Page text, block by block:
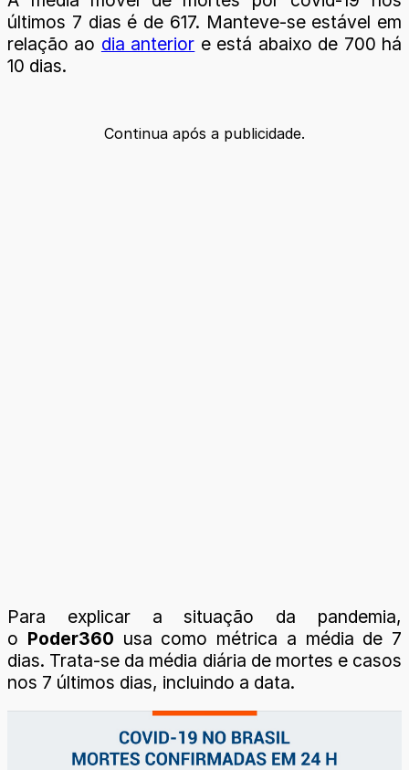
últimos 7 dias é de 617. Manteve-se estável em
relação ao dia anterior e está abaixo de 700 há
10 dias.
Continua após a publicidade.
Para explicar a situação da pandemia,
o Poder360 usa como métrica a média de 7
dias. Trata-se da média diária de mortes e casos
nos 7 últimos dias, incluindo a data.